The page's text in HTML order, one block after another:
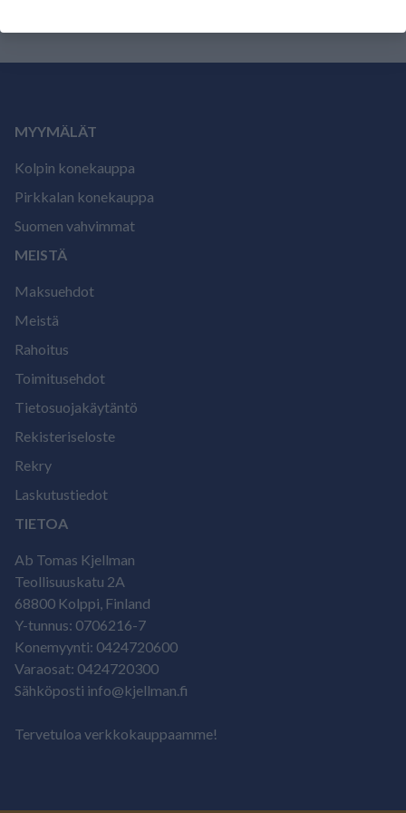
MYYMÄLÄT
Kolpin konekauppa
Pirkkalan konekauppa
Suomen vahvimmat
MEISTÄ
Maksuehdot
Meistä
Rahoitus
Toimitusehdot
Tietosuojakäytäntö
Rekisteriseloste
Rekry
Laskutustiedot
TIETOA
Ab Tomas Kjellman
Teollisuuskatu 2A
68800 Kolppi, Finland
Y-tunnus: 0706216-7
Konemyynti: 0424720600
Varaosat: 0424720300
Sähköposti info@kjellman.fi
Tervetuloa verkkokauppaamme!